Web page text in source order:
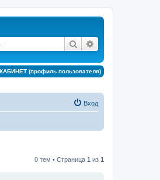
Поиск
(профиль пользователя)
Вход
0 тем • Страница 1 из 1